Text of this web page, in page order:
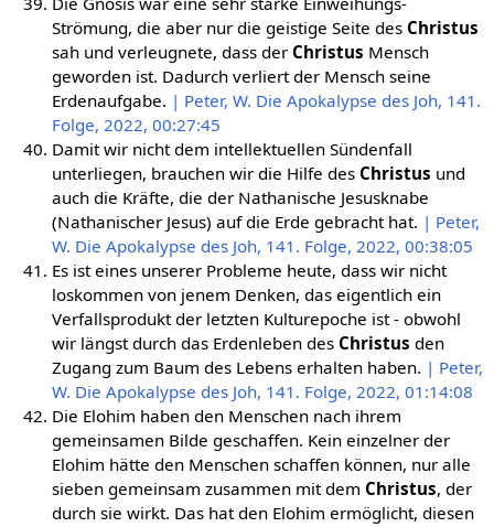
Strömung, die aber nur die geistige Seite des Christus
sah und verleugnete, dass der Christus Mensch
geworden ist. Dadurch verliert der Mensch seine
Erdenaufgabe. | Peter, W. Die Apokalypse des Joh, 141.
Folge, 2022, 00:27:45
Damit wir nicht dem intellektuellen Sündenfall
unterliegen, brauchen wir die Hilfe des Christus und
auch die Kräfte, die der Nathanische Jesusknabe
(Nathanischer Jesus) auf die Erde gebracht hat. | Peter,
W. Die Apokalypse des Joh, 141. Folge, 2022, 00:38:05
Es ist eines unserer Probleme heute, dass wir nicht
loskommen von jenem Denken, das eigentlich ein
Verfallsprodukt der letzten Kulturepoche ist - obwohl
wir längst durch das Erdenleben des Christus den
Zugang zum Baum des Lebens erhalten haben. | Peter,
W. Die Apokalypse des Joh, 141. Folge, 2022, 01:14:08
Die Elohim haben den Menschen nach ihrem
gemeinsamen Bilde geschaffen. Kein einzelner der
Elohim hätte den Menschen schaffen können, nur alle
sieben gemeinsam zusammen mit dem Christus, der
durch sie wirkt. Das hat den Elohim ermöglicht, diesen